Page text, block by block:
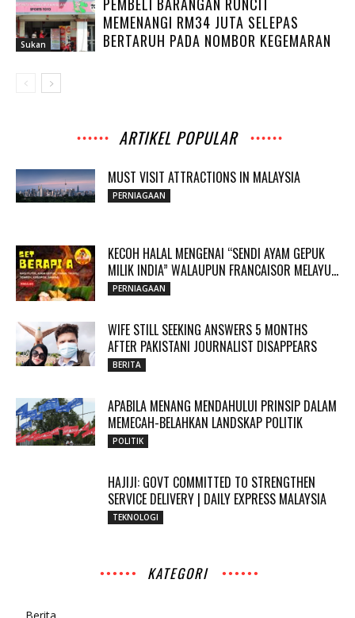
Sukan
MEMENANGI RM34 JUTA SELEPAS
BERTARUH PADA NOMBOR KEGEMARAN
ARTIKEL POPULAR
MUST VISIT ATTRACTIONS IN MALAYSIA
PERNIAGAAN
KECOH HALAL MENGENAI “SENDI AYAM GEPUK
MILIK INDIA” WALAUPUN FRANCAISOR MELAYU...
PERNIAGAAN
WIFE STILL SEEKING ANSWERS 5 MONTHS
AFTER PAKISTANI JOURNALIST DISAPPEARS
BERITA
APABILA MENANG MENDAHULUI PRINSIP DALAM
MEMECAH-BELAHKAN LANDSKAP POLITIK
POLITIK
HAJIJI: GOVT COMMITTED TO STRENGTHEN
SERVICE DELIVERY | DAILY EXPRESS MALAYSIA
TEKNOLOGI
KATEGORI